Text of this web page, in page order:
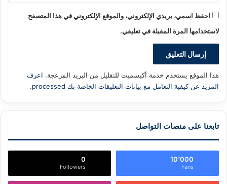
احفظ اسمي، بريدي الإلكتروني، والموقع الإلكتروني في هذا المتصفح
لاستخدامها المرة المقبلة في تعليقي.
هذا الموقع يستخدم خدمة أكيسميت للتقليل من البريد المزعجة. اعرف
المزيد عن كيفية التعامل مع بيانات التعليقات الخاصة بك processed
.
تابعنا على منصات التواصل
10٬000
Fans
0
Followers